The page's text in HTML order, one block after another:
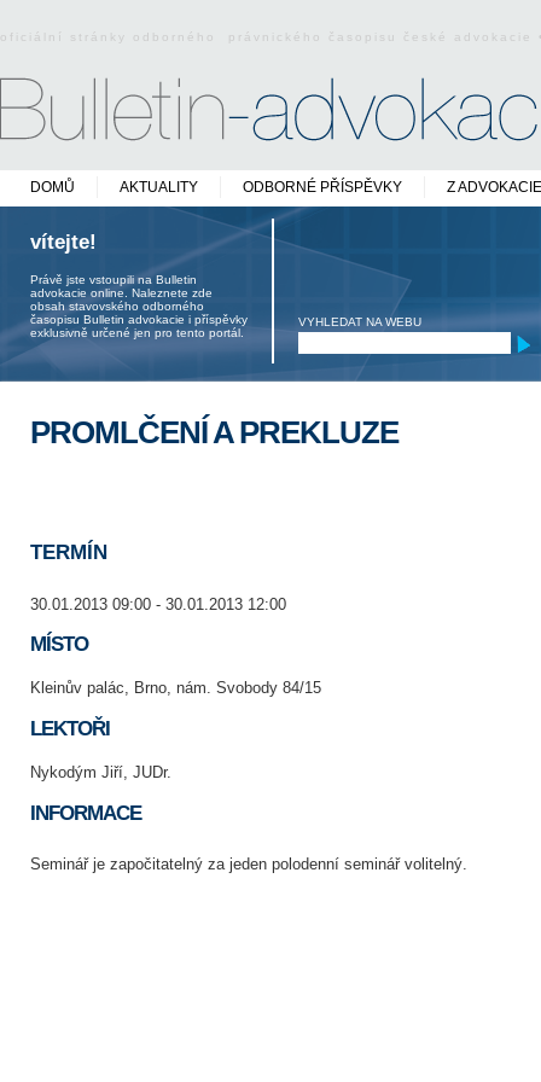
oficiální stránky odborného právnického časopisu české
DOMŮ AKTUALITY ODBORNÉ PŘÍSPĚVKY Z ADVOKACIE
vítejte!
Právě jste vstoupili na Bulletin
advokacie online. Naleznete zde
obsah stavovského odborného
časopisu Bulletin advokacie i příspěvky
exklusivně určené jen pro tento portál.
VYHLEDAT NA WEBU
PROMLČENÍ A PREKLUZE
TERMÍN
30.01.2013 09:00 - 30.01.2013 12:00
MÍSTO
Kleinův palác, Brno, nám. Svobody 84/15
LEKTOŘI
Nykodým Jiří, JUDr.
INFORMACE
Seminář je započitatelný za jeden polodenní seminář volitelný.